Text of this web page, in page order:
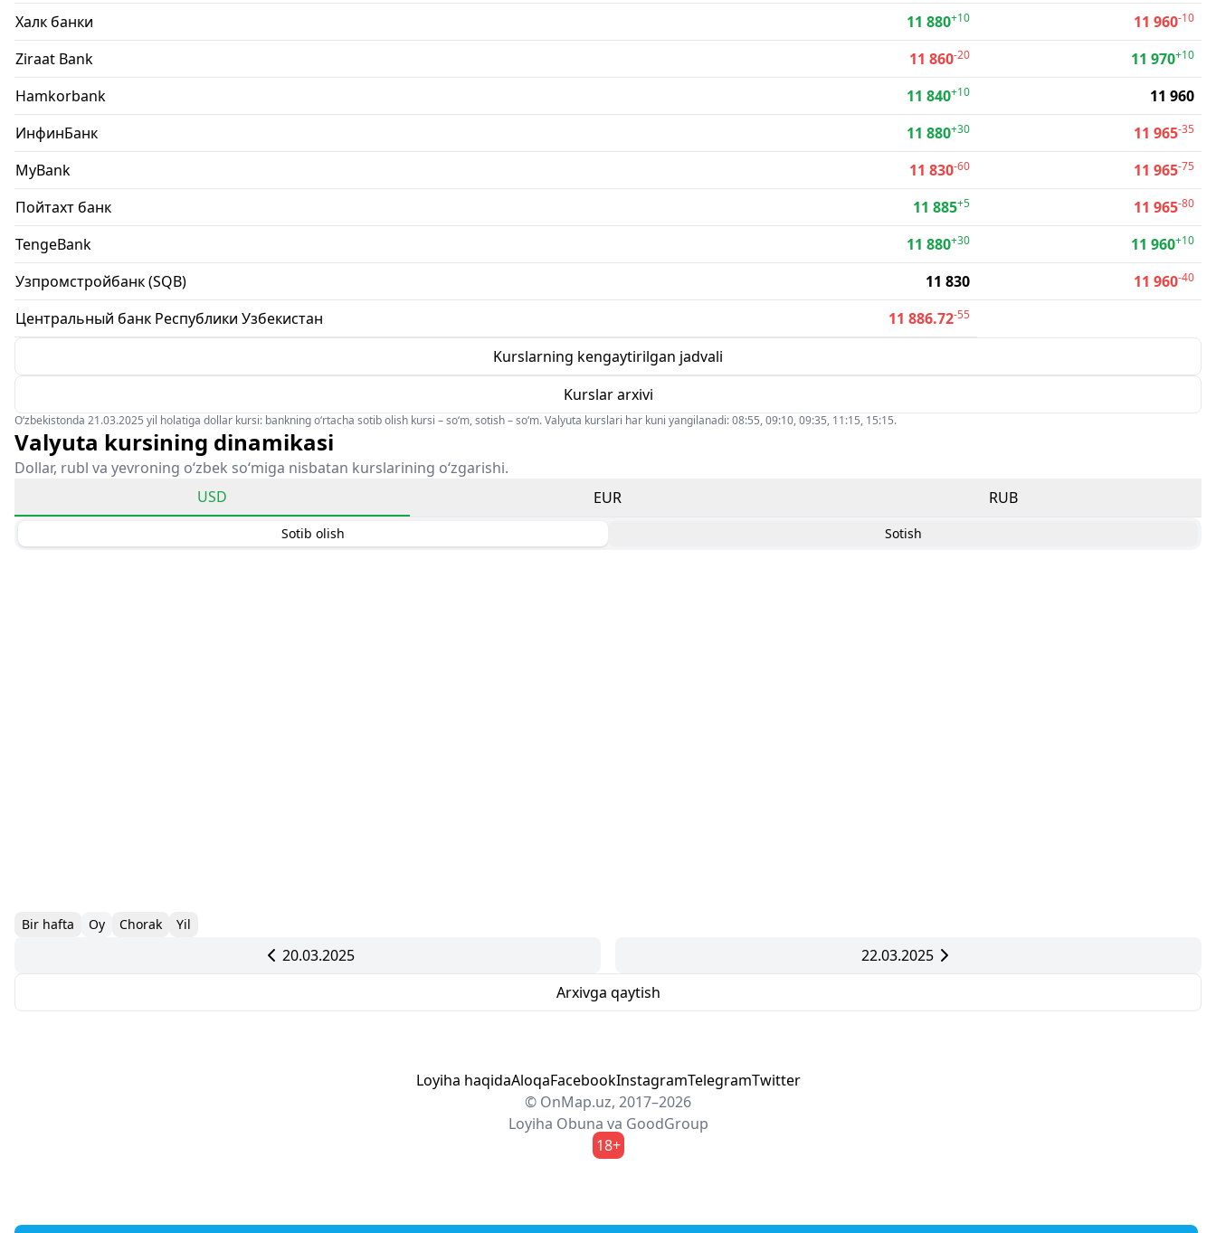
Халк банки 11 880+10 11 960-10
Ziraat Bank 11 860-20 11 970+10
Hamkorbank 11 840+10
11 960
ИнфинБанк
11 880+30 11 965-35
MyBank 11 830-60 11 965-75
Пойтахт банк 11 885+5 11 965-80
TengeBank 11 880+30 11 960+10
Узпромстройбанк (SQB) 11 830 11 960-40
Центральный банк Республики Узбекистан 11 886.72-55
Kurslarning kengaytirilgan jadvali
Kurslar arxivi
O‘zbekistonda 21.03.2025 yil holatiga dollar kursi: bankning o‘rtacha sotib olish kursi – so‘m, sotish – so‘m. Valyuta kurslari har kuni yangilanadi: 08:55, 09:10, 09:35, 11:15, 15:15.
Valyuta kursining dinamikasi
Dollar, rubl va yevroning o‘zbek so‘miga nisbatan kurslarining o‘zgarishi.
USD
EUR RUB
Sotib olish Sotish
Bir hafta Oy Chorak Yil
20.03.2025
22.03.2025
Arxivga qaytish
Loyiha haqidaAloqaFacebookInstagramTelegramTwitter
© OnMap.uz, 2017–2026
Loyiha Obuna va GoodGroup
18+